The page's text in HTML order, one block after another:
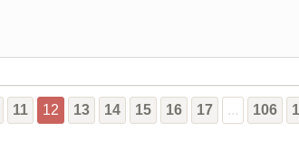
11 12 13 14 15 16 17 ... 106